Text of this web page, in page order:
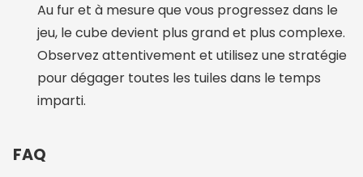
Au fur et à mesure que vous progressez dans le
jeu, le cube devient plus grand et plus complexe.
Observez attentivement et utilisez une stratégie
pour dégager toutes les tuiles dans le temps
imparti.
FAQ